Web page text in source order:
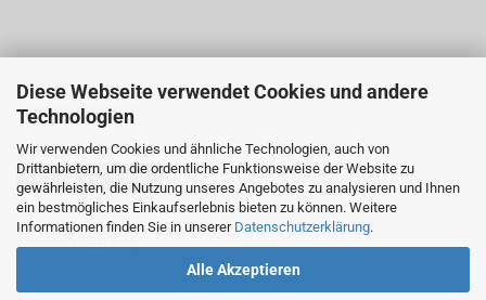
Diese Webseite verwendet Cookies und andere
Technologien
Wir verwenden Cookies und ähnliche Technologien, auch von
Drittanbietern, um die ordentliche Funktionsweise der Website zu
gewährleisten, die Nutzung unseres Angebotes zu analysieren und Ihnen
ein bestmögliches Einkaufserlebnis bieten zu können. Weitere
Informationen finden Sie in unserer Datenschutzerklärung.
Alle Akzeptieren
WIDERRUFSRECHT
Vertrag widerrufen
Widerrufsbelehrung